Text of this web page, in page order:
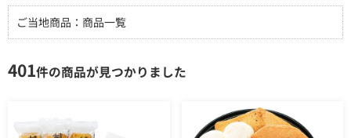
ご当地商品：商品一覧
401件の商品が見つかりました